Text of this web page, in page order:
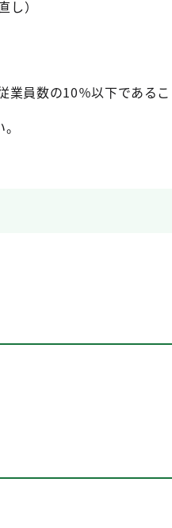
し）
員数の10％以下であるこ